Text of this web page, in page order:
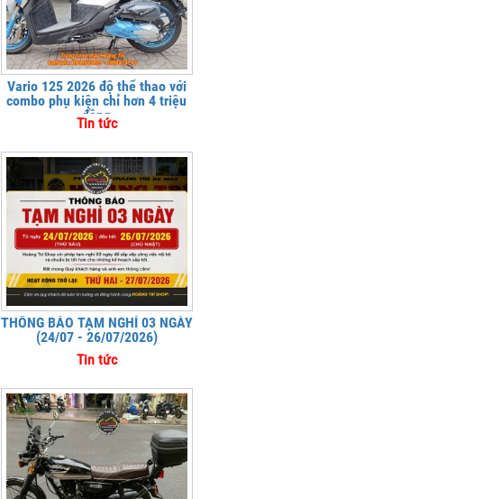
Vario 125 2026 độ thể thao với
combo phụ kiện chỉ hơn 4 triệu
đồng
Tin tức
THÔNG BÁO TẠM NGHỈ 03 NGÀY
(24/07 - 26/07/2026)
Tin tức